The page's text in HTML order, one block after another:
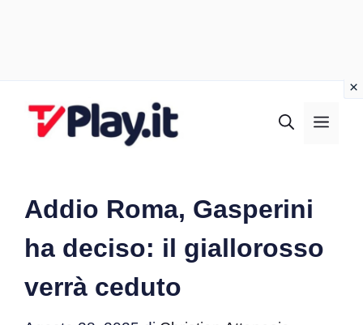
Addio Roma, Gasperini
ha deciso: il giallorosso
verrà ceduto